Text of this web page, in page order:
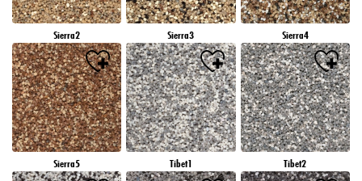
Sierra2 Sierra3 Sierra4
Sierra5 Tibet1 Tibet2